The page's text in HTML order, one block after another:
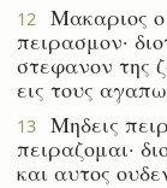
12
Μακαριος
πειρασμον·
στεφανον της
εις τους
13
Μηδεις
πειραζομαι·
και αυτος